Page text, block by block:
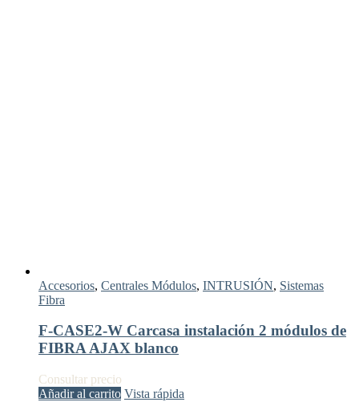
Accesorios, Centrales Módulos, INTRUSIÓN, Sistemas
Fibra
F-CASE2-W Carcasa instalación 2 módulos de
FIBRA AJAX blanco
Consultar precio
Añadir al carrito Vista rápida